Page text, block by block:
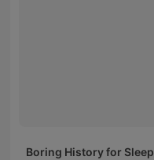
Boring History for Sleep